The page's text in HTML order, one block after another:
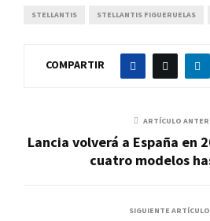
STELLANTIS STELLANTIS FIGUERUELAS
COMPARTIR
ARTÍCULO
Lancia volverá a España en
cuatro modelos
SIGUIENTE ARTÍCULO